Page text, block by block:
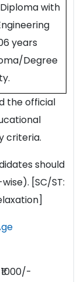
with
years
Degree
the official
criteria.
should
[SC/ST: